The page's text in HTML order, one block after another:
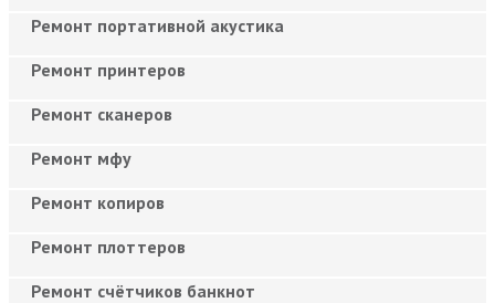
Ремонт портативной акустика
Ремонт принтеров
Ремонт сканеров
Ремонт мфу
Ремонт копиров
Ремонт плоттеров
Ремонт счётчиков банкнот